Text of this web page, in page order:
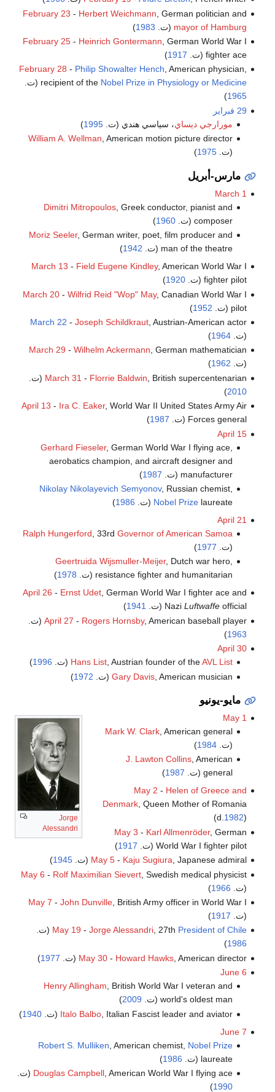
February 23 - Herbert Weichmann , German politician and
mayor of Hamburg (ت. 1983
)
February 25- Heinrich Gontermann , German World War I
fighter ace (ت.
1917
)
February 28 - Philip Showalter Hench, American physician,
recipient of the Nobel Prize in Physiology or Medicine
(ت.
1965
)
29 فبراير
مورارجي ديساي، سياسي هندي (ت. 1995
)
William A. Wellman, American motion picture director
(ت. 1975
)
مارس-أبريل
March 1
Dimitri Mitropoulos , Greek conductor, pianist and
composer (ت.
1960
)
Moriz Seeler, German writer, poet, film producer and
man of the theatre (ت.
1942
)
March 13 - Field Eugene Kindley, American World War I
fighter pilot (ت.
1920
)
March 20- Wilfrid Reid "Wop" May, Canadian World War I
pilot (ت.
1952
)
March 22 - Joseph Schildkraut, Austrian-American actor
(ت.1964
)
March 29 - Wilhelm Ackermann, German mathematician
(ت. 1962
)
March 31 - Florrie Baldwin , British supercentenarian (ت.
2010
)
April 13 - Ira C. Eaker, World War II United States Army Air
Forces general (ت.
1987
)
April 15
Gerhard Fieseler, German World War I flying ace,
aerobatics champion, and aircraft designer and
manufacturer (ت.
1987
)
Nikolay Nikolayevich Semyonov, Russian chemist,
Nobel Prize laureate (ت. 1986
)
April 21
Ralph Hungerford , 33rdGovernor of American Samoa
(ت. 1977
)
Geertruida Wijsmuller-Meijer, Dutch war hero,
resistance fighter and humanitarian (ت.
1978
)
April 26 - Ernst Udet, German World War I fighter ace and
Nazi Luftwaffeofficial (ت. 1941
)
April 27 - Rogers Hornsby, American baseball player (ت.
1963
)
April 30
Hans List , Austrian founder of theAVL List (ت. 1996
)
Gary Davis , American musician (ت. 1972
)
مايو-يونيو
Jorge
Alessandri
May 1
Mark W. Clark , American general
(ت. 1984
)
J. Lawton Collins, American
general (ت.
1987
)
May 2 - Helen of Greece and
Denmark, Queen Mother of Romania
(d.1982)
May 3 - Karl Allmenröder, German
World War I fighter pilot (ت.
1917
)
May 5- Kaju Sugiura, Japanese admiral (ت. 1945
)
May 6 - Rolf Maximilian Sievert, Swedish medical physicist
(ت. 1966
)
May 7 - John Dunville, British Army officer in World War I
(ت. 1917
)
May 19 - Jorge Alessandri, 27th President of Chile
(ت.
1986
)
May 30- Howard Hawks, American director (ت. 1977
)
June 6
Henry Allingham, British World War I veteran and
world's oldest man (ت.
2009
)
Italo Balbo , Italian Fascist leader and aviator (ت. 1940
)
June 7
Robert S. Mulliken , American chemist, Nobel Prize
laureate (ت.
1986
)
Douglas Campbell , American World War I flying ace (ت.
1990
)